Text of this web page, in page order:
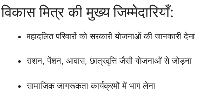
विकास मित्र की मुख्य जिम्मेदारियाँ:
महादलित परिवारों को सरकारी योजनाओं की जानकारी देना
राशन, पेंशन, आवास, छात्रवृत्ति जैसी योजनाओं से जोड़ना
सामाजिक जागरूकता कार्यक्रमों में भाग लेना